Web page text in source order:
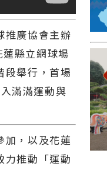
推廣協會主辦
縣立網球場
段舉行，首場
滿滿運動與
加，以及花蓮
力推動「運動